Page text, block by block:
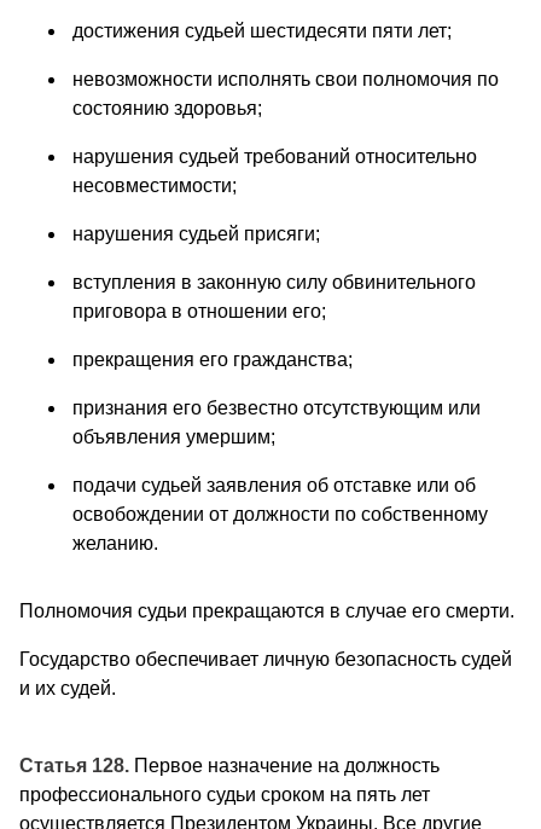
достижения судьей шестидесяти пяти лет;
невозможности исполнять свои полномочия по
состоянию здоровья;
нарушения судьей требований относительно
несовместимости;
нарушения судьей присяги;
вступления в законную силу обвинительного
приговора в отношении его;
прекращения его гражданства;
признания его безвестно отсутствующим или
объявления умершим;
подачи судьей заявления об отставке или об
освобождении от должности по собственному
желанию.
Полномочия судьи прекращаются в случае его смерти.
Государство обеспечивает личную безопасность судей
и их судей.
Статья 128. Первое назначение на должность
профессионального судьи сроком на пять лет
осуществляется Президентом Украины. Все другие